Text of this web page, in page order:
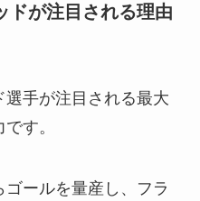
ドが注目される理由
手が注目される最大
す。
ールを量産し、フラ